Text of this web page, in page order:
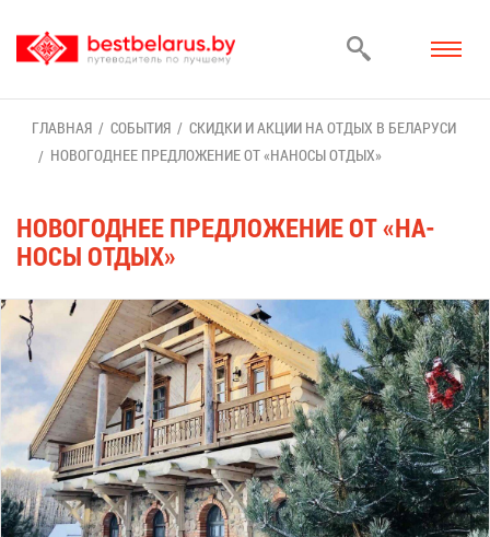
ГЛАВ­НАЯ СО­БЫ­ТИЯ
СКИД­КИ И АК­ЦИИ НА ОТ­ДЫХ В БЕ­ЛА­РУ­СИ
НО­ВО­ГОД­НЕЕ ПРЕД­ЛО­ЖЕ­НИЕ ОТ «НА­НО­СЫ ОТ­ДЫХ»
НО­ВО­ГОД­НЕЕ ПРЕД­ЛО­ЖЕ­НИЕ ОТ «НА­
НО­СЫ ОТ­ДЫХ»